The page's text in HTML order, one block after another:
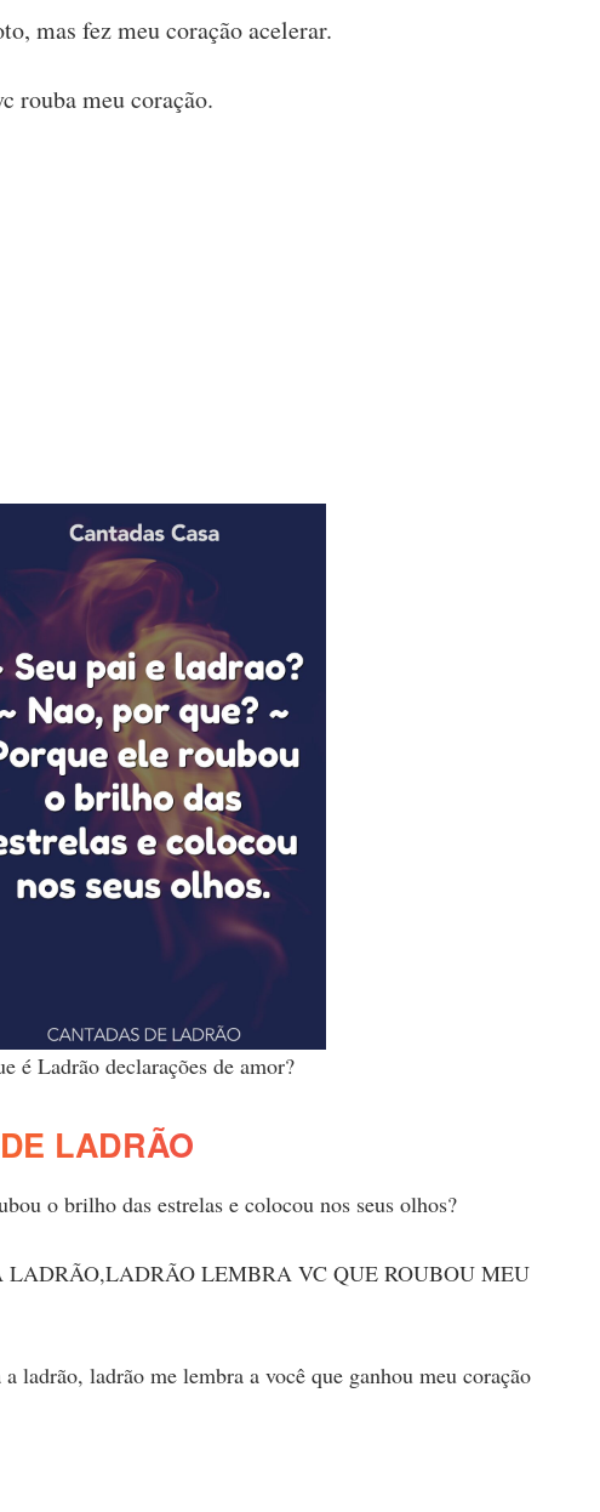
mas fez meu coração acelerar.
rouba meu coração.
é Ladrão declarações de amor?
LADRÃO
o brilho das estrelas e colocou nos seus olhos?
LEMBRA VC QUE ROUBOU MEU
ladrão, ladrão me lembra a você que ganhou meu coração